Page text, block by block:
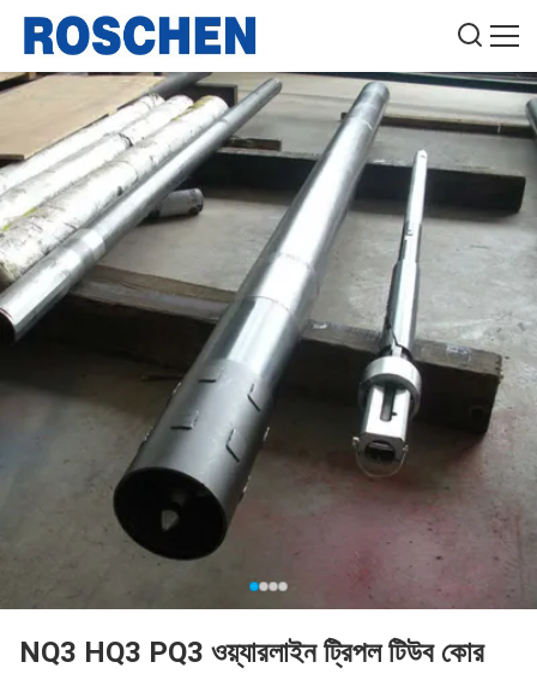
NQ3 HQ3 PQ3 ওয়্যারলাইন ট্রিপল টিউব কোর